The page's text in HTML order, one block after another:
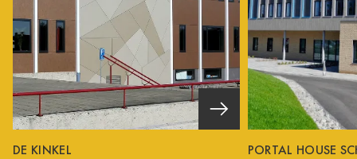
DE KINKEL PORTAL HOUSE